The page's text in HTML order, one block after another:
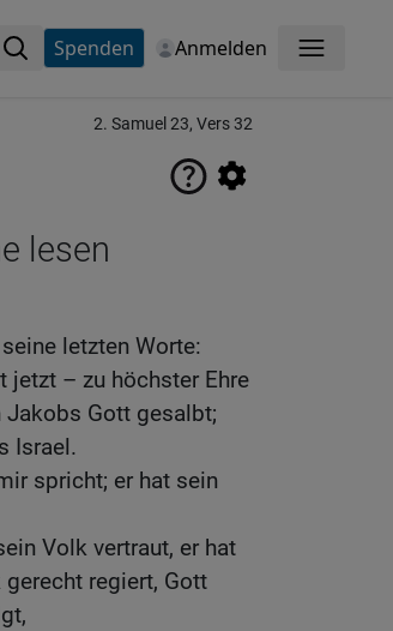
Spenden Anmelden Menü
2. Samuel 23, Vers 32
lesen
letzten Worte:
jetzt – zu höchster Ehre
Jakobs Gott gesalbt;
Israel.
spricht; er hat sein
Volk vertraut, er hat
regiert, Gott